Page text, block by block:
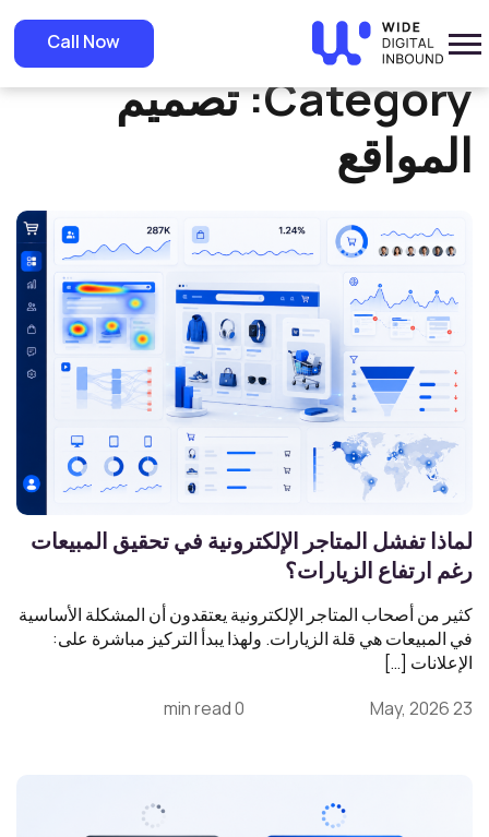
Call Now Home
» تصميم المواقع
Category: تصميم
المواقع
لماذا تفشل المتاجر الإلكترونية في تحقيق المبيعات
رغم ارتفاع الزيارات؟
كثير من أصحاب المتاجر الإلكترونية يعتقدون أن المشكلة الأساسية
في المبيعات هي قلة الزيارات. ولهذا يبدأ التركيز مباشرة على:
الإعلانات […]
23 May, 2026
0 min read